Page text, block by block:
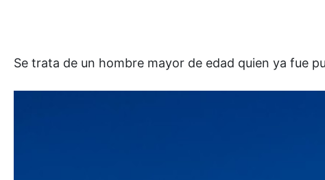
Se trata de un hombre mayor de edad quien ya fue